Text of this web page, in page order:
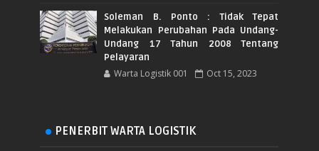
Soleman B. Ponto : Tidak Tepat
Melakukan Perubahan Pada Undang-
Undang 17 Tahun 2008 Tentang
Pelayaran
Warta Logistik 001 Oct 15, 2023
PENERBIT WARTA LOGISTIK